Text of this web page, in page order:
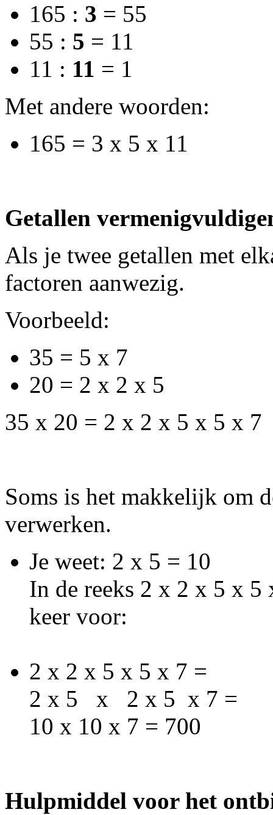
165 : 3 = 55
55 : 5 = 11
11 : 11 = 1
Met andere woorden:
165 = 3 x 5 x 11
Getallen
Als je twee getallen met
factoren aanwezig.
Voorbeeld:
35 = 5 x 7
20 = 2 x 2 x 5
35 x 20 = 2 x 2 x 5 x 5 x 7
Soms is het makkelijk om
verwerken.
Je weet: 2 x 5 = 10
In de reeks 2 x 2 x 5 x
keer voor:
2 x 2 x 5 x 5 x 7 =
2 x 5 x 2 x 5 x 7 =
10 x 10 x 7 = 700
Hulpmiddel voor het